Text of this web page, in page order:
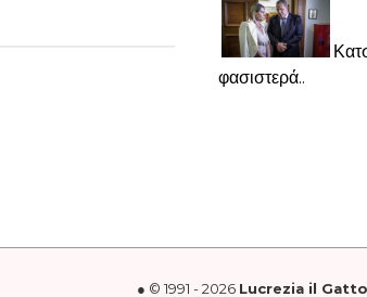
φασιστερά..
● © 1991 - 2026 Lucrezia il Gatto